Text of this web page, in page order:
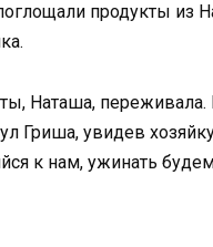
продукты из
Наташа,
Гриша, увидев
к нам, ужинать